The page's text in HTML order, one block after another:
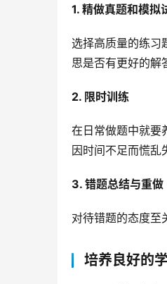
1. 精做真题和模拟
选择高质量的练习
思是否有更好的解
2. 限时训练
在日常做题中就要
因时间不足而慌乱
3. 错题总结与重做
对待错题的态度至
培养良好的